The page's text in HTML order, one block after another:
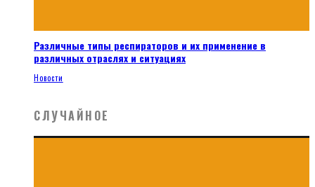
Различные типы респираторов и их применение в
различных отраслях и ситуациях
Новости
СЛУЧАЙНОЕ